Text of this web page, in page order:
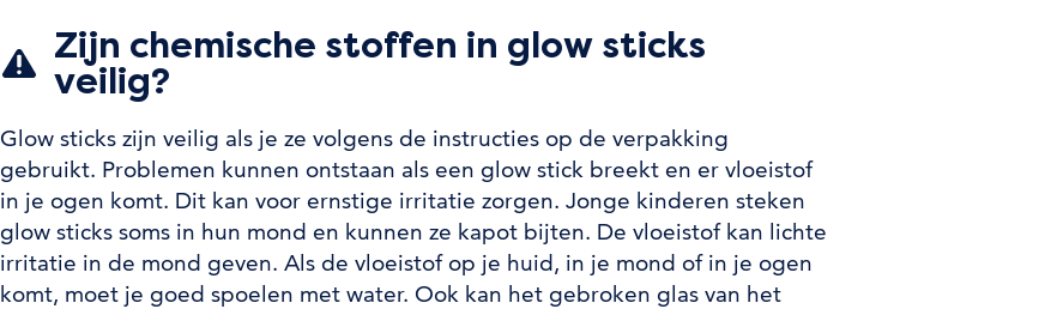
Zijn chemische stoffen in glow sticks
veilig?
Glow sticks zijn veilig als je ze volgens de instructies op de verpakking
gebruikt. Problemen kunnen ontstaan als een glow stick breekt en er vloeistof
in je ogen komt. Dit kan voor ernstige irritatie zorgen. Jonge kinderen steken
glow sticks soms in hun mond en kunnen ze kapot bijten. De vloeistof kan lichte
irritatie in de mond geven. Als de vloeistof op je huid, in je mond of in je ogen
komt, moet je goed spoelen met water. Ook kan het gebroken glas van het